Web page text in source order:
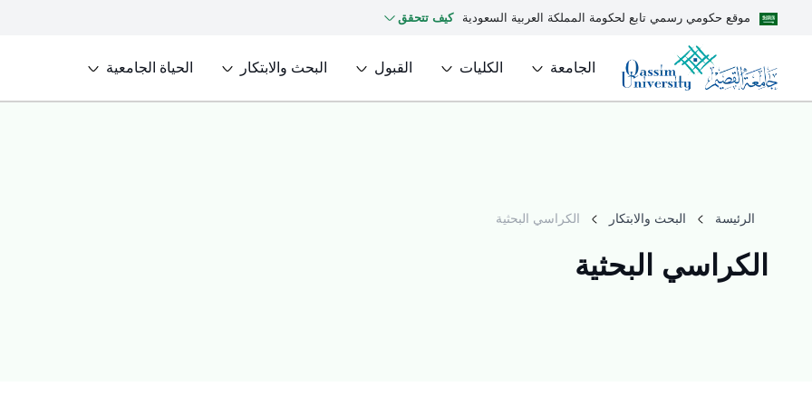
موقع حكومي رسمي تابع لحكومة المملكة العربية السعودية كيف تتحقق
الجامعة الكليات القبول البحث والابتكار الحياة الجامعية
الرئيسة البحث والابتكار الكراسي البحثية
الكراسي البحثية